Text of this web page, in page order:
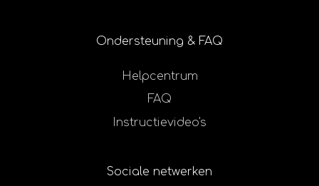
Ondersteuning & FAQ
Helpcentrum
FAQ
Instructievideo's
Sociale netwerken